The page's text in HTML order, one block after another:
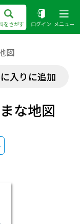
をさがす ログイン メニュー
図
入りに追加
な地図